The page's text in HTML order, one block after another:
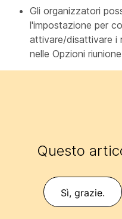
Gli organizzatori
l'impostazione per
attivare/disattivare i
nelle Opzioni
Questo
Sì, grazie.